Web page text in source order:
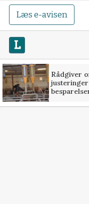
Læs e-avisen
Rådgiver